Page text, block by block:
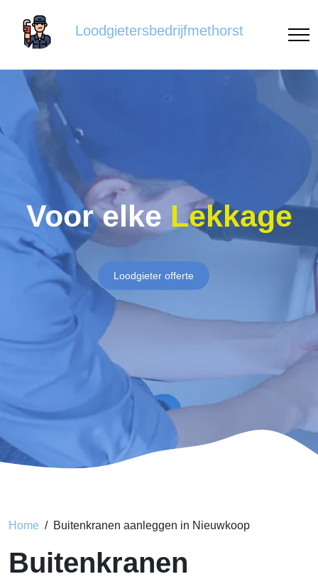
Loodgietersbedrijfmethorst
Voor elke Lekkage
Loodgieter offerte
Home Buitenkranen aanleggen in Nieuwkoop
Buitenkranen